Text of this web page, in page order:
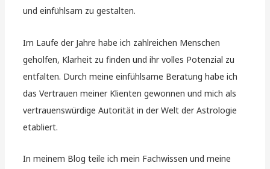
und einfühlsam zu gestalten.
Im Laufe der Jahre habe ich zahlreichen Menschen
geholfen, Klarheit zu finden und ihr volles Potenzial zu
entfalten. Durch meine einfühlsame Beratung habe ich
das Vertrauen meiner Klienten gewonnen und mich als
vertrauenswürdige Autorität in der Welt der Astrologie
etabliert.
In meinem Blog teile ich mein Fachwissen und meine